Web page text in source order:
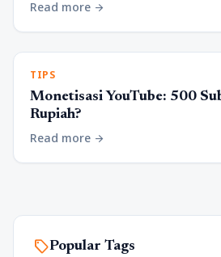
Read more arrow_forward
TIPS
Monetisasi YouTube: 500
Rupiah?
Read more arrow_forward
sellPopular Tags